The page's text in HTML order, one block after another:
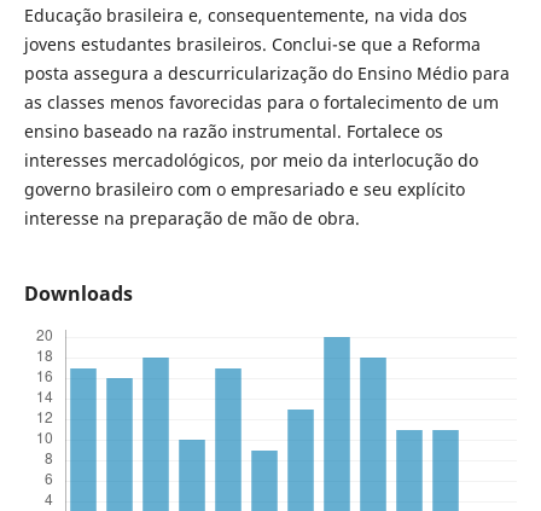
Educação brasileira e, consequentemente, na vida dos
jovens estudantes brasileiros. Conclui-se que a Reforma
posta assegura a descurricularização do Ensino Médio para
as classes menos favorecidas para o fortalecimento de um
ensino baseado na razão instrumental. Fortalece os
interesses mercadológicos, por meio da interlocução do
governo brasileiro com o empresariado e seu explícito
interesse na preparação de mão de obra.
Downloads